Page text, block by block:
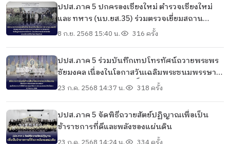
ปปส.ภาค 5 ปกครองเชียงใหม่ ตำรวจเชียงใหม่
และ ทหาร (นบ.ยส.35) ร่วมตรวจเยี่ยมสถาน
ประกอบการขนส่งสินค้าและพัสดุภัณฑ์ จับมือผู้
ติดผ่านบริการส่งสินค้าและพัสดุภัณฑ์
8 ก.ย. 2568 15:40 น. 316 ครั้ง
ปปส.ภาค 5 ร่วมบันทึกเทปโทรทัศน์ถวายพระพร
ชัยมงคล เนื่องในโอกาสวันเฉลิมพระชนมพรรษา
สมเด็จพระนางเจ้าสิริกิติ์ พระบรมราชินีนาถ
23 ก.ค. 2568 14:37 น. 318 ครั้ง
ปปส.ภาค 5 จัดพิธีถวายสัตย์ปฏิญาณเพื่อเป็น
ข้าราชการที่ดีและพลังของแผ่นดิน